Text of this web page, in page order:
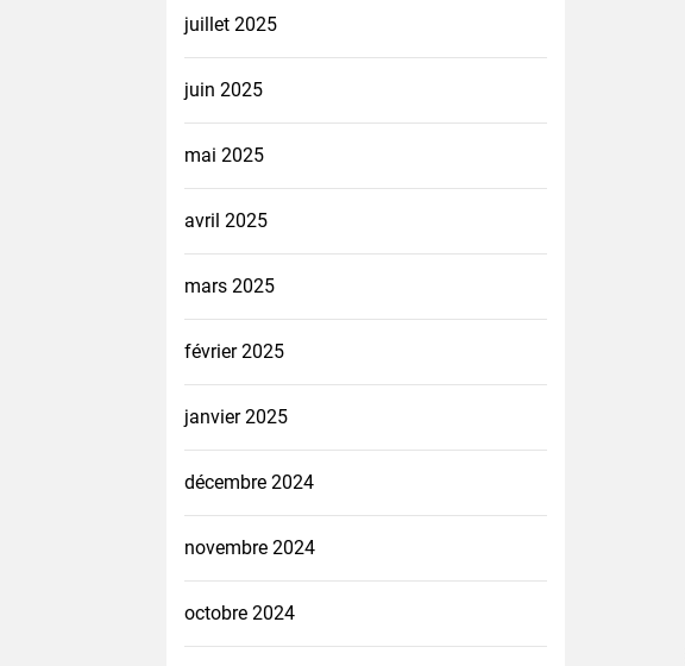
juillet 2025
juin 2025
mai 2025
avril 2025
mars 2025
février 2025
janvier 2025
décembre 2024
novembre 2024
octobre 2024